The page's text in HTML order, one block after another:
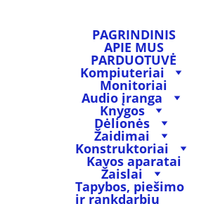
PAGRINDINIS
APIE MUS
PARDUOTUVĖ
Kompiuteriai
Monitoriai
Audio įranga
Knygos
Dėlionės
Žaidimai
Konstruktoriai
Kavos aparatai
Žaislai
Tapybos, piešimo
ir rankdarbių